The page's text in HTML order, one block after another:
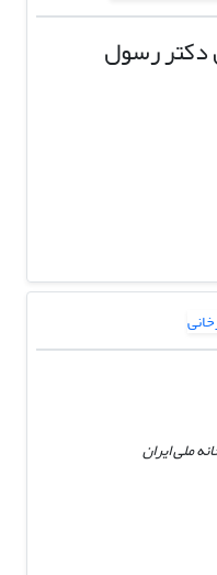
دکتر رسول
ملی ایران